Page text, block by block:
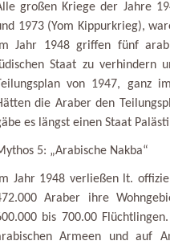
großen Kriege der Jahre
1973 (Yom Kippurkrieg),
Im Jahr 1948 griffen fünf
Staat zu verhindern
Teilungsplan von 1947, ganz
die Araber den
es längst einen Staat
5: „Arabische Nakba“
Im Jahr 1948 verließen lt.
Araber ihre
bis 700.00
Armeen und auf